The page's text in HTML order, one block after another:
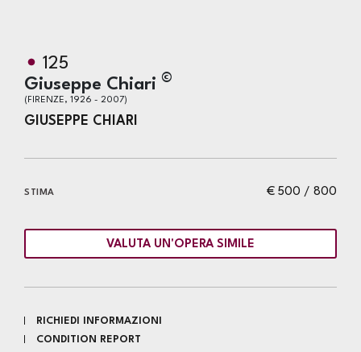
125
Giuseppe Chiari ©
(FIRENZE, 1926 - 2007)
GIUSEPPE CHIARI
€ 500 / 800
STIMA
VALUTA UN'OPERA SIMILE
RICHIEDI INFORMAZIONI
CONDITION REPORT